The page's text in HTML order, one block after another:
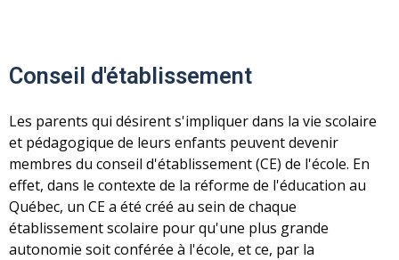
Conseil d'établissement
Les parents qui désirent s'impliquer dans la vie scolaire
et pédagogique de leurs enfants peuvent devenir
membres du conseil d'établissement (CE) de l'école. En
effet, dans le contexte de la réforme de l'éducation au
Québec, un CE a été créé au sein de chaque
établissement scolaire pour qu'une plus grande
autonomie soit conférée à l'école, et ce, par la